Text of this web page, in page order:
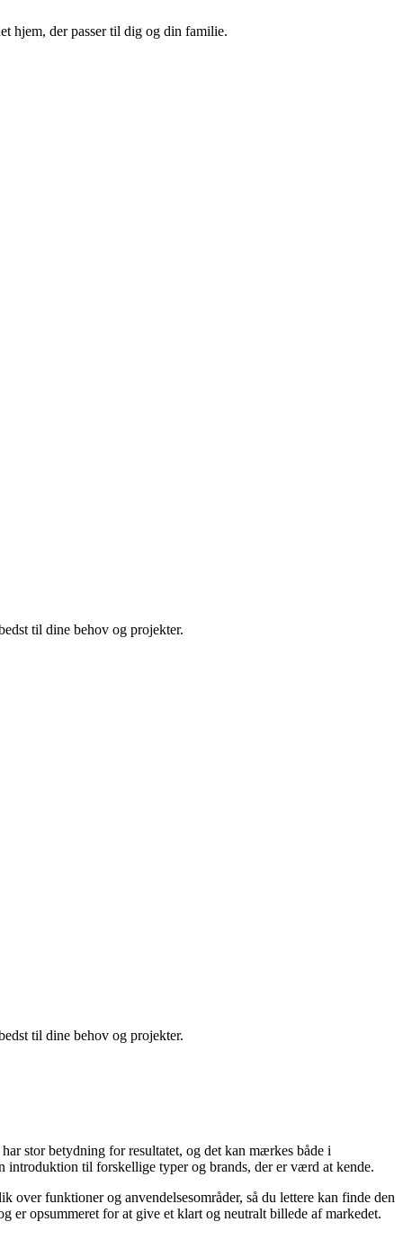
hjem, der passer til dig og din familie.
til dine behov og projekter.
til dine behov og projekter.
stor betydning for resultatet, og det kan mærkes både i
introduktion til forskellige typer og brands, der er værd at kende.
funktioner og anvendelsesområder, så du lettere kan finde den
er opsummeret for at give et klart og neutralt billede af markedet.